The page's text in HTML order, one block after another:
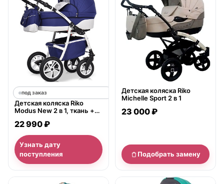
под заказ
Детская коляска Riko
Modus New 2 в 1, ткань +
22 990 ₽
Узнать дату
поступления
Детская коляска Riko
Michelle Sport 2 в 1
23 000 ₽
Подобрать замену